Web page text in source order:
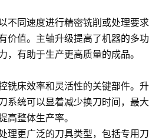
不同速度进行精密铣削或处理要求
价值。主轴升级提高了机器的多功
，有助于生产更高质量的成品。
铣床效率和灵活性的关键部件。升
系统可以显着减少换刀时间，最大
高整体生产率。
理更广泛的刀具类型，包括专用刀